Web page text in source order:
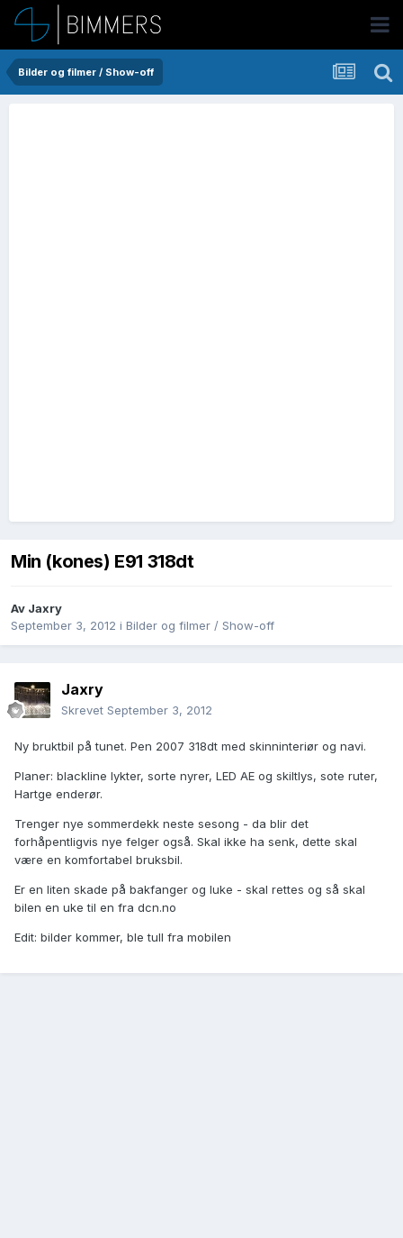
Bilder og filmer / Show-off
Min (kones) E91 318dt
Av Jaxry
September 3, 2012 i Bilder og filmer / Show-off
Jaxry
Skrevet September 3, 2012
Ny bruktbil på tunet. Pen 2007 318dt med skinninteriør og navi.
Planer: blackline lykter, sorte nyrer, LED AE og skiltlys, sote ruter,
Hartge enderør.
Trenger nye sommerdekk neste sesong - da blir det
forhåpentligvis nye felger også. Skal ikke ha senk, dette skal
være en komfortabel bruksbil.
Er en liten skade på bakfanger og luke - skal rettes og så skal
bilen en uke til en fra dcn.no
Edit: bilder kommer, ble tull fra mobilen